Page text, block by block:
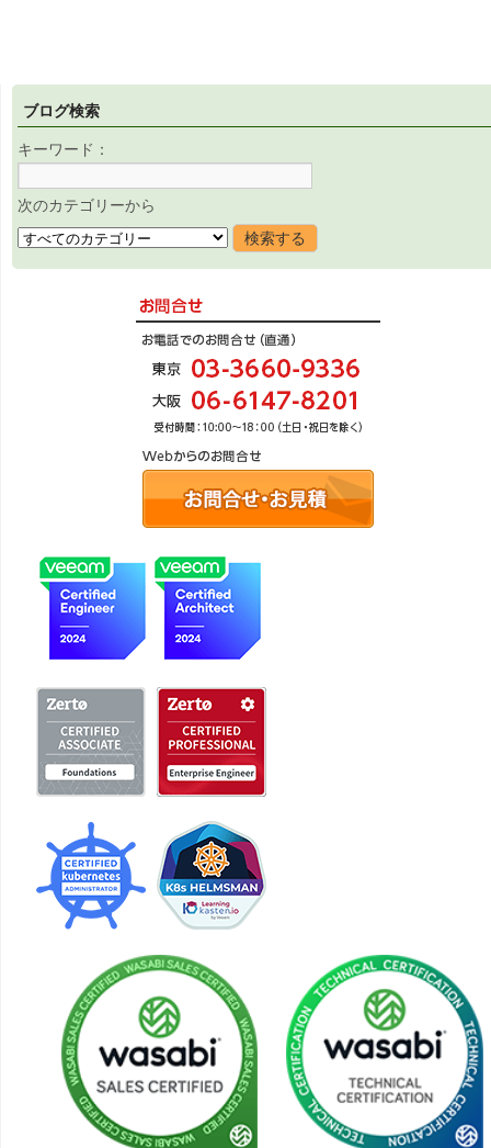
ブログ検索
キーワード：
次のカテゴリーから